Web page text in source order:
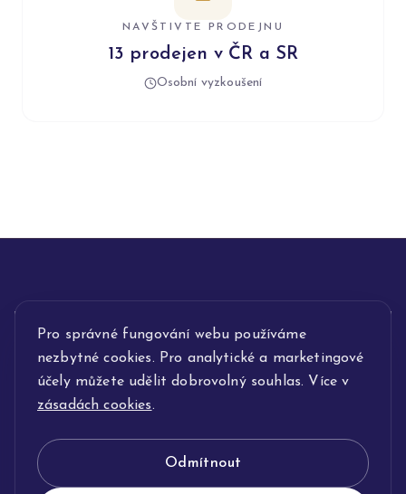
Pro správné fungování webu používáme
nezbytné cookies. Pro analytické a marketingové
účely můžete udělit dobrovolný souhlas. Více v
zásadách cookies.
Odmítnout
NAVŠTIVTE PRODEJNU
13 prodejen v ČR a SR
Osobní vyzkoušení
INFORMACE
POPIS SLUŽEB
KLENOTNICTVÍ JOLLEO